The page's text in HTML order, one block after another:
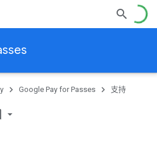
Google Pay for Passes 支持